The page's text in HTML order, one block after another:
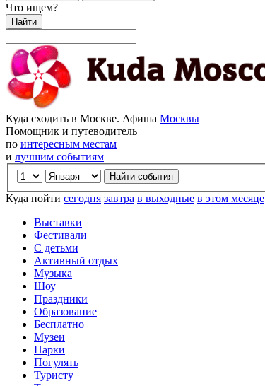
Что ищем?
Найти
Куда сходить в Москве. Афиша Москвы
Помощник и путеводитель
по интересным местам
и лучшим событиям
Куда пойти сегодня завтра в выходные в этом месяце
Выставки
Фестивали
С детьми
Активный отдых
Музыка
Шоу
Праздники
Образование
Бесплатно
Музеи
Парки
Погулять
Туристу